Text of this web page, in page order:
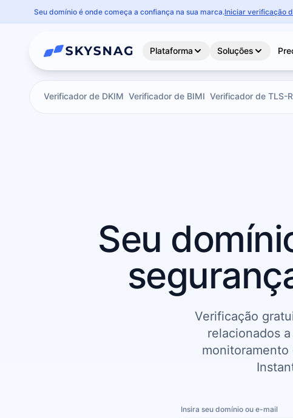
Seu domínio é onde começa a confiança na sua marca.Iniciar verificação
Plataforma Soluções
Verificador de DKIM Verificador de BIMI Verificador de TLS-
Seu
Verificação
relacionados
monitoramento
Insira seu domínio ou e-mail